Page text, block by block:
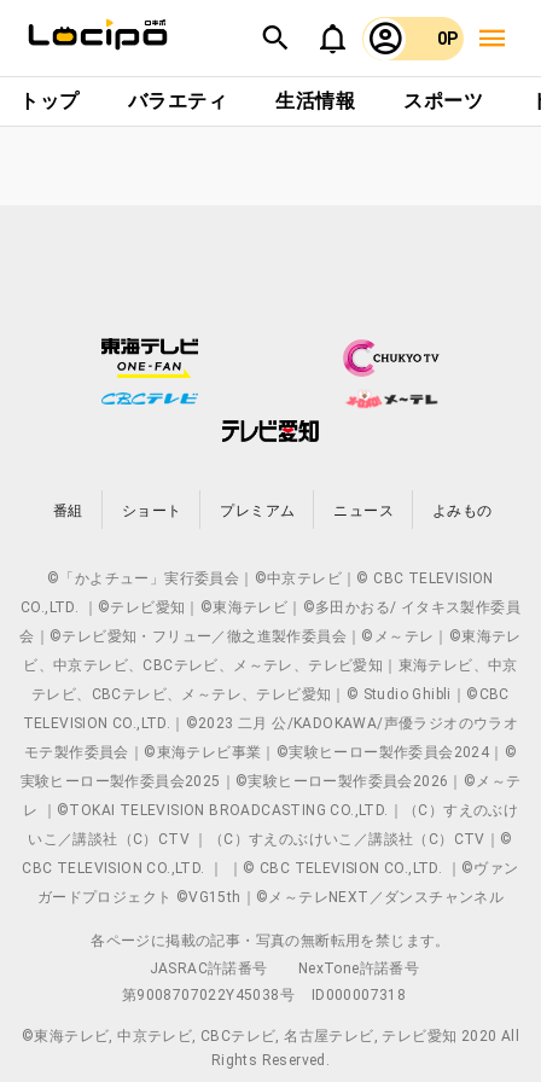
0P
トップ バラエティ 生活情報 スポーツ
番組 ショート プレミアム ニュース よみもの
©「かよチュー」実行委員会｜©中京テレビ｜© CBC TELEVISION
CO.,LTD. ｜©テレビ愛知｜©東海テレビ｜©多田かおる/ イタキス製作委員
会｜©テレビ愛知・フリュー／徹之進製作委員会｜©メ～テレ｜©東海テレ
ビ、中京テレビ、CBCテレビ、メ～テレ、テレビ愛知｜東海テレビ、中京
テレビ、CBCテレビ、メ～テレ、テレビ愛知｜© Studio Ghibli｜©CBC
TELEVISION CO.,LTD.｜©2023 二月 公/KADOKAWA/声優ラジオのウラオ
モテ製作委員会｜©東海テレビ事業｜©実験ヒーロー製作委員会2024｜©
実験ヒーロー製作委員会2025｜©実験ヒーロー製作委員会2026｜©メ～テ
レ ｜©TOKAI TELEVISION BROADCASTING CO.,LTD.｜（C）すえのぶけ
いこ／講談社（C）CTV ｜（C）すえのぶけいこ／講談社（C）CTV｜©
CBC TELEVISION CO.,LTD. ｜ ｜© CBC TELEVISION CO.,LTD. ｜©ヴァン
ガードプロジェクト ©VG15th｜©メ～テレNEXT／ダンスチャンネル
各ページに掲載の記事・写真の無断転用を禁じます。
JASRAC許諾番号
NexTone許諾番号
第9008707022Y45038号
ID000007318
©東海テレビ, 中京テレビ, CBCテレビ, 名古屋テレビ, テレビ愛知 2020 All
Rights Reserved.